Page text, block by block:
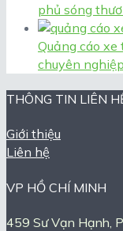
phủ sóng
Quảng cáo
chuyên
THÔNG TIN LIÊN
Giới thiệu
Liên hệ
VP HỒ CHÍ MINH
459 Sư Vạn Hạnh,